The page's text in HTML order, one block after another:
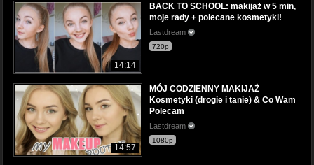
14:14
BACK TO SCHOOL: makijaż w 5 min,
moje rady + polecane kosmetyki!
Lastdream
720p
14:57
MÓJ CODZIENNY MAKIJAŻ
Kosmetyki (drogie i tanie) & Co Wam
Polecam
Lastdream
1080p